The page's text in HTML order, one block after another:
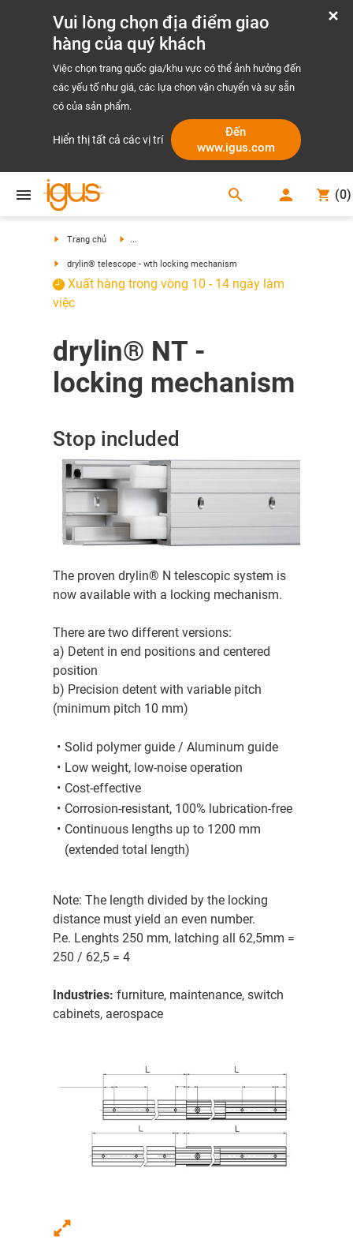
Vui lòng chọn địa điểm giao
hàng của quý khách
Việc chọn trang quốc gia/khu vực có thể ảnh hưởng đến
các yếu tố như giá, các lựa chọn vận chuyển và sự sẵn
có của sản phẩm.
Hiển thị tất cả các vị trí
Đến
www.igus.com
search (0)
Trang chủ ...
drylin® telescope - wth locking mechanism
Xuất hàng trong vòng 10 - 14 ngày làm
việc
drylin® NT -
locking mechanism
Stop included
The proven drylin® N telescopic system is
now available with a locking mechanism.
There are two different versions:
a) Detent in end positions and centered
position
b) Precision detent with variable pitch
(minimum pitch 10 mm)
Solid polymer guide / Aluminum guide
Low weight, low-noise operation
Cost-effective
Corrosion-resistant, 100% lubrication-free
Continuous lengths up to 1200 mm
(extended total length)
Note: The length divided by the locking
distance must yield an even number.
P.e. Lenghts 250 mm, latching all 62,5mm =
250 / 62,5 = 4
Industries: furniture, maintenance, switch
cabinets, aerospace